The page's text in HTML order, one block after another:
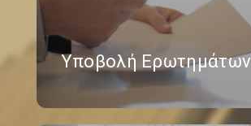
Υποβολή Ερωτημάτων